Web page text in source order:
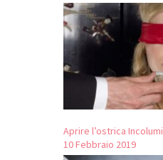
Aprire l’ostrica Incolumi
10 Febbraio 2019